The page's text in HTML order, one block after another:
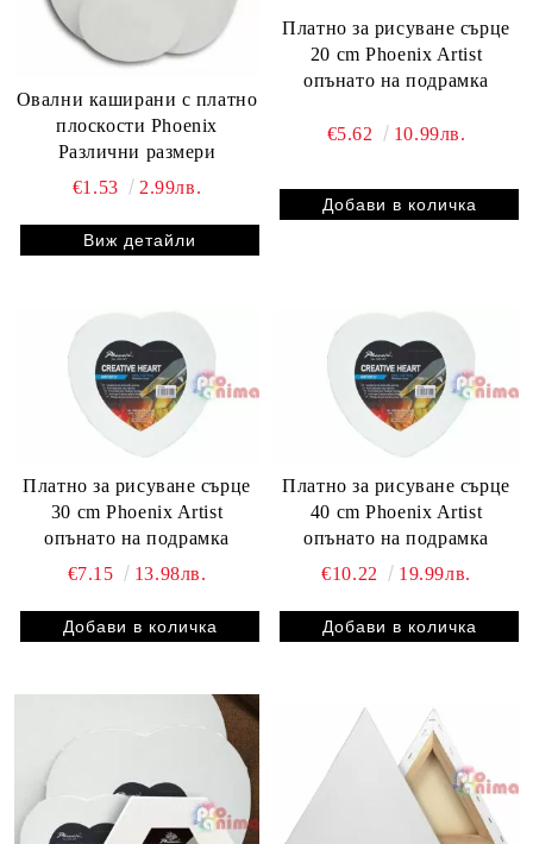
Овални каширани с платно
плоскости Phoenix
Различни размери
€1.53
2.99лв.
Виж детайли
Платно за рисуване сърце
20 cm Phoenix Artist
опънато на подрамка
€5.62 10.99лв.
Платно за рисуване сърце
30 cm Phoenix Artist
опънато на подрамка
€7.15
13.98лв.
Платно за рисуване сърце
40 cm Phoenix Artist
опънато на подрамка
€10.22
19.99лв.